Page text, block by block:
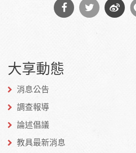
Facebook
大享動態
消息公告
調查報導
論述倡議
教具最新消息